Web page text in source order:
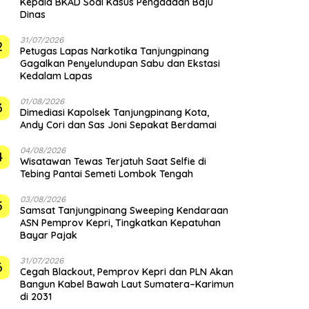
Dinas
31/07/2026
Petugas Lapas Narkotika Tanjungpinang
Gagalkan Penyelundupan Sabu dan Ekstasi
Kedalam Lapas
01/08/2026
Dimediasi Kapolsek Tanjungpinang Kota,
Andy Cori dan Sas Joni Sepakat Berdamai
04/08/2026
Wisatawan Tewas Terjatuh Saat Selfie di
Tebing Pantai Semeti Lombok Tengah
03/08/2026
Samsat Tanjungpinang Sweeping Kendaraan
ASN Pemprov Kepri, Tingkatkan Kepatuhan
Bayar Pajak
31/07/2026
Cegah Blackout, Pemprov Kepri dan PLN Akan
Bangun Kabel Bawah Laut Sumatera–Karimun
di 2031